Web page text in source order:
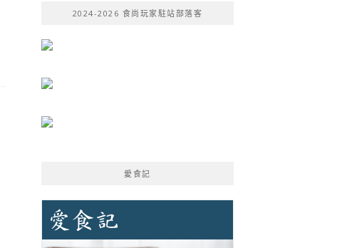
2024-2026 食尚玩家駐站部落客
愛食記